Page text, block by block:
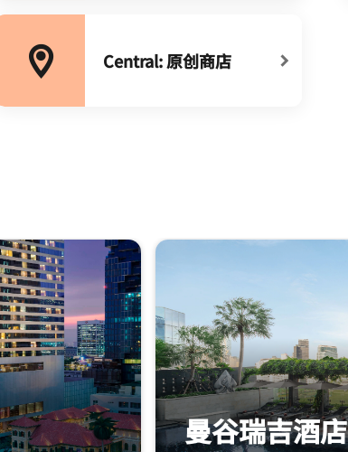
Central: 原创商店
打开新窗口
曼谷瑞吉酒店